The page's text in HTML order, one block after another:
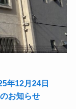
年12月24日
お知らせ